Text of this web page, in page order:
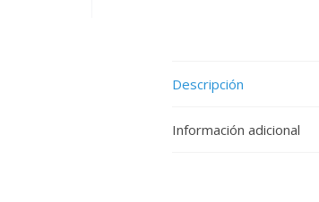
Descripción
Información adicional